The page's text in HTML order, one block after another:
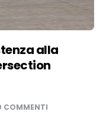
alla
COMMENTI